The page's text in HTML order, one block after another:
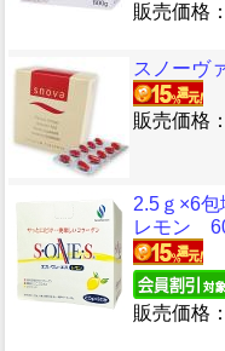
販売価格：
スノーヴ
販売価格：
2.5ｇ×6
レモン
販売価格：